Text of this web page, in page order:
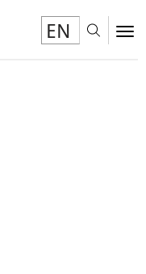
EN
LinkedIn
page sur Google
cette page par